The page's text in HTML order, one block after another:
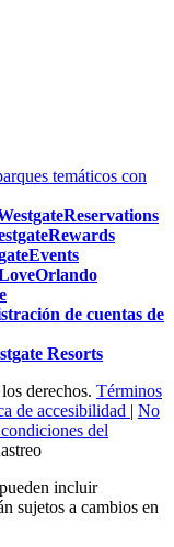
temáticos con
de cuentas de
Resorts
derechos. Términos
de accesibilidad | No
del
incluir
sujetos a cambios en